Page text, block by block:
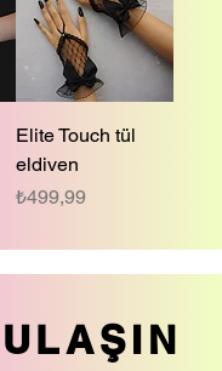
Elite Touch tül
eldiven
Fiyat
₺499,99